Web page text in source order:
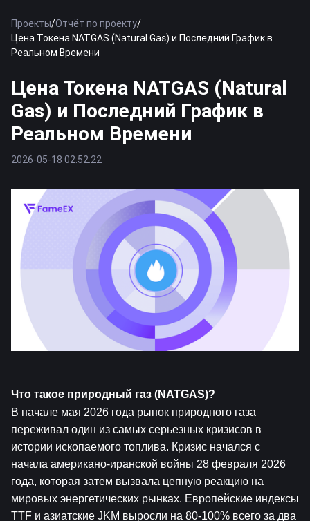
Проекты/Отчёт по проекту/
Цена Токена NATGAS (Natural Gas) и Последний График в
Реальном Времени
Цена Токена NATGAS (Natural
Gas) и Последний График в
Реальном Времени
2026-05-18 02:52:22
Что такое природный газ (NATGAS)?
В начале мая 2026 года рынок природного газа
переживал один из самых серьезных кризисов в
истории ископаемого топлива. Кризис начался с
начала американо-иранской войны 28 февраля 2026
года, которая затем вызвала цепную реакцию на
мировых энергетических рынках. Европейские индексы
TTF и азиатские JKM выросли на 80-100% всего за два